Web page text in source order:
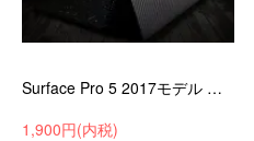
Surface Pro 5 2017モデル カーボン調 バックフィルム 背面 保護フィルム サーフェスプロ プロ5 カーボンフィルム おすすめ 人気 タブレット 保護シールFB02b
1,900円(内税)